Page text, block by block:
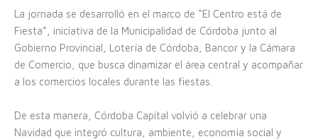
La jornada se desarrolló en el marco de “El Centro está de
Fiesta”, iniciativa de la Municipalidad de Córdoba junto al
Gobierno Provincial, Lotería de Córdoba, Bancor y la Cámara
de Comercio, que busca dinamizar el área central y acompañar
a los comercios locales durante las fiestas.
De esta manera, Córdoba Capital volvió a celebrar una
Navidad que integró cultura, ambiente, economía social y